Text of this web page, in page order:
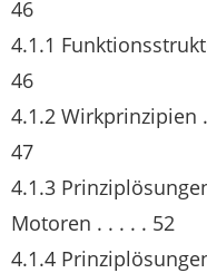
46
4.1.1
46
4.1.2 Wirkprinzipien
47
4.1.3
Motoren . . . . . 52
4.1.4